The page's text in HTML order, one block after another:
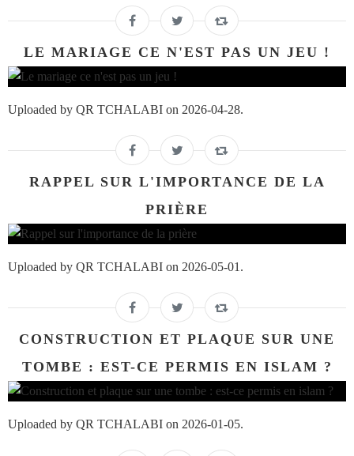
LE MARIAGE CE N'EST PAS UN JEU !
Uploaded by QR TCHALABI on 2026-04-28.
RAPPEL SUR L'IMPORTANCE DE LA
PRIÈRE
Uploaded by QR TCHALABI on 2026-05-01.
CONSTRUCTION ET PLAQUE SUR UNE
TOMBE : EST-CE PERMIS EN ISLAM ?
Uploaded by QR TCHALABI on 2026-01-05.